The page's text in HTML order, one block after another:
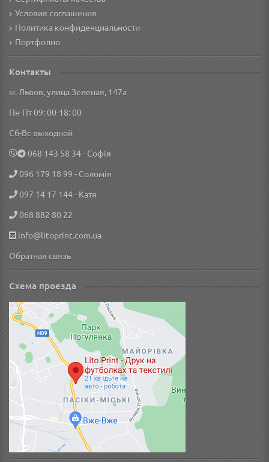
Условия соглашения
Политика конфиденциальности
Портфолио
Контакты
м. Львов, улица Зеленая, 147а
Пн-Пт 09: 00-18: 00
Сб-Вс выходной
‎068 143 58 34- Софія
096 179 18 99 - Соломія
097 14 17 144- Катя
068 882 80 22
info@litoprint.com.ua
Обратная связь
Схема проезда